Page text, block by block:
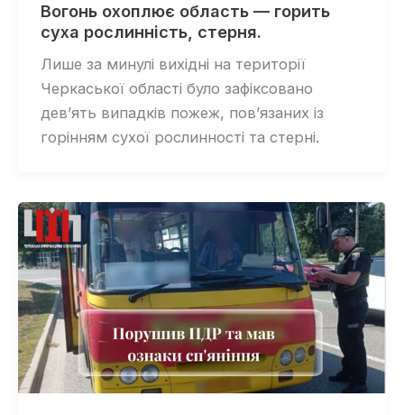
Вогонь охоплює область — горить
суха рослинність, стерня.
Лише за минулі вихідні на території
Черкаської області було зафіксовано
дев’ять випадків пожеж, пов’язаних із
горінням сухої рослинності та стерні.